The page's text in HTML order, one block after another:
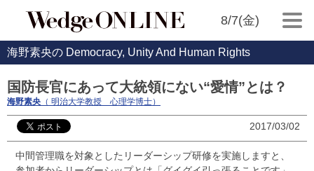
8/7(金)
海野素央の Democracy, Unity And Human Rights
国防長官にあって大統領にない“愛情”とは？
海野素央 （ 明治大学教授 心理学博士）
2017/03/02
中間管理職を対象としたリーダーシップ研修を実施しますと、